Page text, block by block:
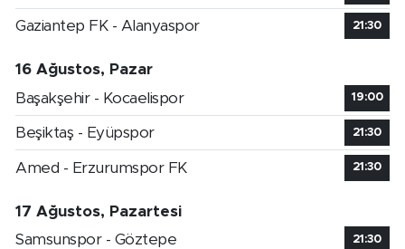
Gaziantep FK - Alanyaspor 21:30
16 Ağustos, Pazar
Başakşehir - Kocaelispor
19:00
Beşiktaş - Eyüpspor 21:30
Amed - Erzurumspor FK 21:30
17 Ağustos, Pazartesi
Samsunspor - Göztepe
21:30